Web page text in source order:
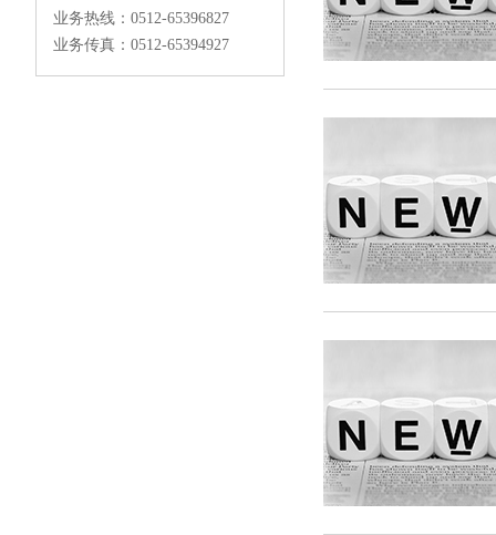
业务热线：0512-65396827
业务传真：0512-65394927